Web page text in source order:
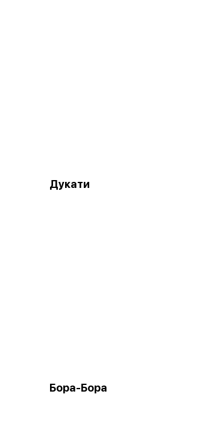
Дукати
Бора-Бора